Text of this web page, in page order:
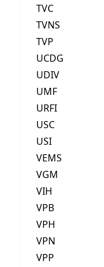
TVC
TVNS
TVP
UCDG
UDIV
UMF
URFI
USC
USI
VEMS
VGM
VIH
VPB
VPH
VPN
VPP